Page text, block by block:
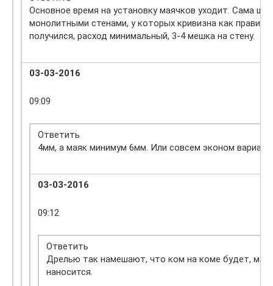
Основное время на установку маячков уходит. Сама
монолитными стенами, у которых кривизна как
получился, расход минимальный, 3-4 мешка на стену.
03-03-2016
09:09
Ответить
4мм, а маяк минимум 6мм. Или совсем эконом
03-03-2016
09:12
Ответить
Дрелью так намешают, что ком на коме будет,
наносится.